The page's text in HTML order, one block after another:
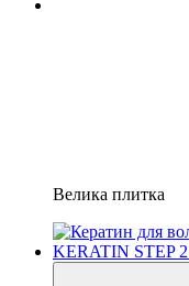
Велика плитка